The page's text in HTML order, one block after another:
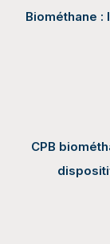
Biométhane
CPB